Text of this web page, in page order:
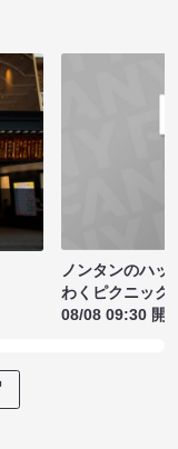
ノンタンのハッ
わくピクニック
08/08 09:30 開